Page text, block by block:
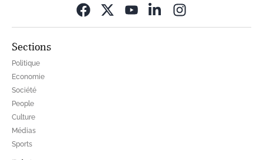
Sections
Politique
Economie
Société
People
Culture
Médias
Sports